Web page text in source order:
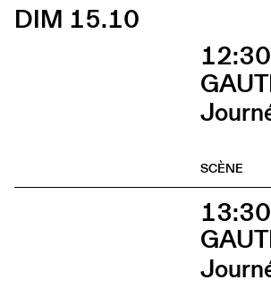
DIM 15.10
12:30
SCÈNE
13:30